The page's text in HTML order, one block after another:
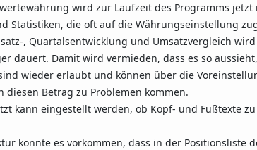
wird zur Laufzeit des Programms
Statistiken, die oft auf die Währungseinstellung
, Quartalsentwicklung und Umsatzvergleich
dauert. Damit wird vermieden, dass es so
wieder erlaubt und können über die
diesen Betrag zu Problemen kommen.
kann eingestellt werden, ob Kopf- und Fußtexte
konnte es vorkommen, dass in der